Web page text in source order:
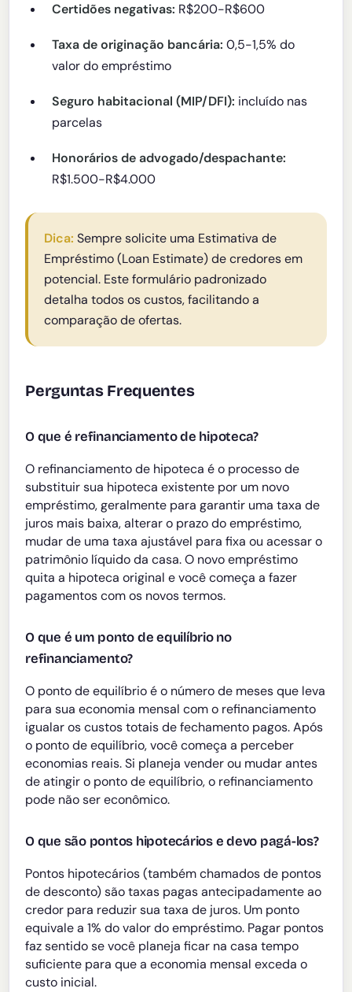
Certidões negativas: R$200-R$600
Taxa de originação bancária: 0,5-1,5% do
valor do empréstimo
Seguro habitacional (MIP/DFI): incluído nas
parcelas
Honorários de advogado/despachante:
R$1.500-R$4.000
Dica: Sempre solicite uma Estimativa de
Empréstimo (Loan Estimate) de credores em
potencial. Este formulário padronizado
detalha todos os custos, facilitando a
comparação de ofertas.
Perguntas Frequentes
O que é refinanciamento de hipoteca?
O refinanciamento de hipoteca é o processo de
substituir sua hipoteca existente por um novo
empréstimo, geralmente para garantir uma taxa de
juros mais baixa, alterar o prazo do empréstimo,
mudar de uma taxa ajustável para fixa ou acessar o
patrimônio líquido da casa. O novo empréstimo
quita a hipoteca original e você começa a fazer
pagamentos com os novos termos.
O que é um ponto de equilíbrio no
refinanciamento?
O ponto de equilíbrio é o número de meses que leva
para sua economia mensal com o refinanciamento
igualar os custos totais de fechamento pagos. Após
o ponto de equilíbrio, você começa a perceber
economias reais. Si planeja vender ou mudar antes
de atingir o ponto de equilíbrio, o refinanciamento
pode não ser econômico.
O que são pontos hipotecários e devo pagá-los?
Pontos hipotecários (também chamados de pontos
de desconto) são taxas pagas antecipadamente ao
credor para reduzir sua taxa de juros. Um ponto
equivale a 1% do valor do empréstimo. Pagar pontos
faz sentido se você planeja ficar na casa tempo
suficiente para que a economia mensal exceda o
custo inicial.